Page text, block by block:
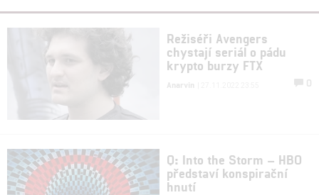
Režiséři Avengers
chystají seriál o pádu
krypto burzy FTX
Anarvin 0
Q: Into the Storm – HBO
představí konspirační
hnutí